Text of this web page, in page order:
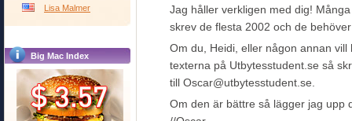
Lisa Malmer
Big Mac Index
Jag håller verkligen med dig!
skrev de flesta 2002 och de
Om du, Heidi, eller någon annan vill
texterna på Utbytesstudent.se så
till Oscar@utbytesstudent.se.
Om den är bättre så lägger jag upp